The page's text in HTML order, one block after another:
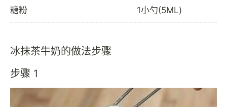
糖粉 1小勺(5ML)
冰抹茶牛奶的做法步骤
步骤 1